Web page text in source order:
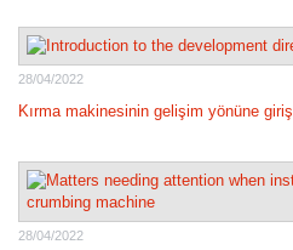
28/04/2022
Kırma makinesinin gelişim yönüne giriş
28/04/2022